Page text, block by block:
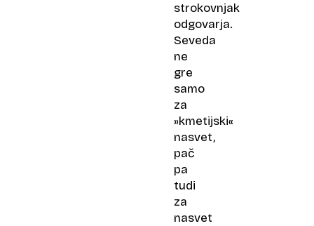
strokovnjak
odgovarja.
Seveda
ne
gre
samo
za
»kmetijski«
nasvet,
pač
pa
tudi
za
nasvet